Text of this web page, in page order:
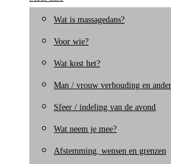
Wat is massagedans?
Voor wie?
Wat kost het?
Man / vrouw verhouding en
Sfeer / indeling van de avond
Wat neem je mee?
Afstemming, wensen en grenzen